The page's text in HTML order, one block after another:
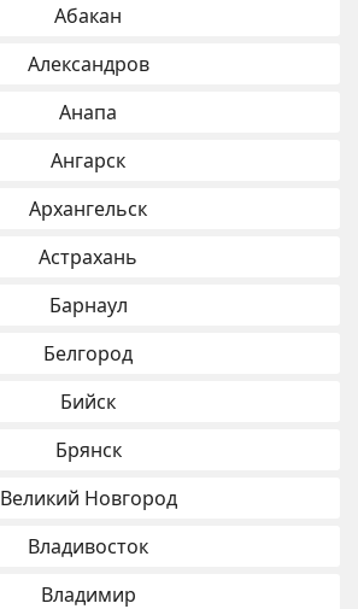
Абакан
Александров
Анапа
Ангарск
Архангельск
Астрахань
Барнаул
Белгород
Бийск
Брянск
Великий Новгород
Владивосток
Владимир